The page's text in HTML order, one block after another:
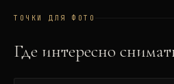
ТОЧКИ ДЛЯ ФОТО
Где интересно